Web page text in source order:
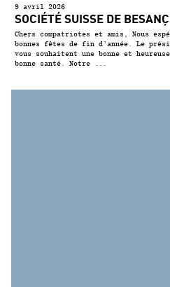
9 avril 2026
SOCIÉTÉ SUISSE DE
Chers compatriotes et amis, Nous
bonnes fêtes de fin d’année. Le
vous souhaitent une bonne et
bonne santé. Notre ...